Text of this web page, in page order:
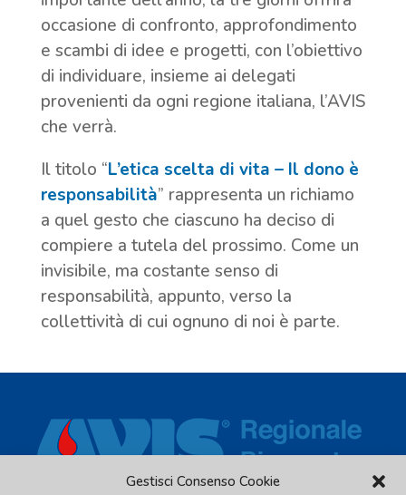
Gestisci Consenso Cookie
occasione di confronto, approfondimento
e scambi di idee e progetti, con l’obiettivo
di individuare, insieme ai delegati
provenienti da ogni regione italiana, l’AVIS
che verrà.
Il titolo “L’etica scelta di vita – Il dono è
responsabilità” rappresenta un richiamo
a quel gesto che ciascuno ha deciso di
compiere a tutela del prossimo. Come un
invisibile, ma costante senso di
responsabilità, appunto, verso la
collettività di cui ognuno di noi è parte.